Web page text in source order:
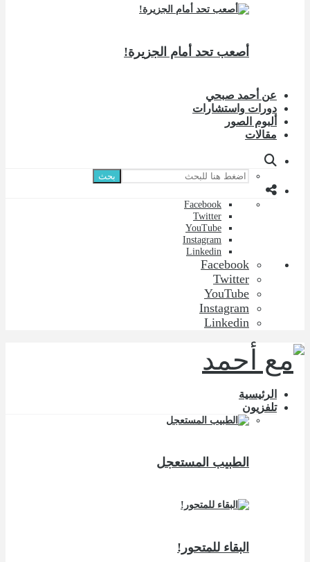
أصعب تحد أمام الجزيرة!
عن أحمد صبحي
دورات واستشارات
ألبوم الصور
مقالات
بحث
Facebook
Twitter
YouTube
Instagram
Linkedin
Facebook
Twitter
YouTube
Instagram
Linkedin
الرئيسية
تلفزيون
الطبيب المستعجل
البقاء للمتحور!